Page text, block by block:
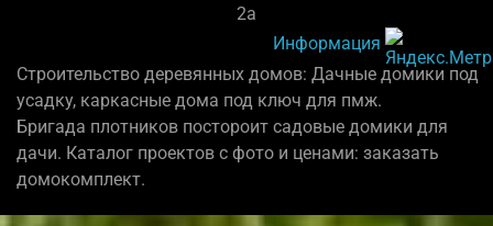
2а
Информация
Строительство деревянных домов: Дачные домики под
усадку, каркасные дома под ключ для пмж.
Бригада плотников постороит садовые домики для
дачи. Каталог проектов с фото и ценами: заказать
домокомплект.